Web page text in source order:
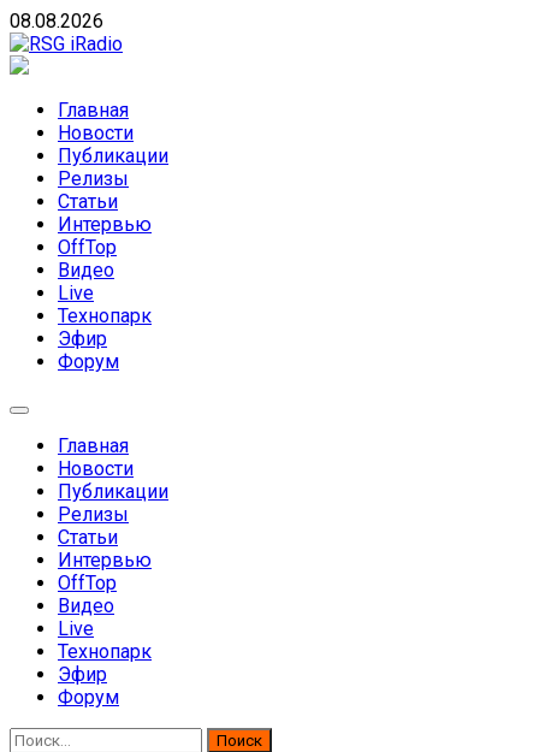
Skip
to
content
08.08.2026
направлений без возрастных ограничений
Главная
Новости
Публикации
Релизы
Статьи
Интервью
OffTop
Видео
Live
Технопарк
Эфир
Форум
Главная
Новости
Публикации
Релизы
Статьи
Интервью
OffTop
Видео
Live
Технопарк
Эфир
Форум
Найти: